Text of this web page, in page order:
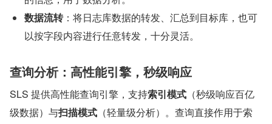
数据流转：将日志库数据的转发、汇总到目标库，也可
以按字段内容进行任意转发，十分灵活。
查询分析：高性能引擎，秒级响应
SLS 提供高性能查询引擎，支持索引模式 （秒级响应百亿
级数据）与扫描模式 （轻量级分析）。查询直接作用于索